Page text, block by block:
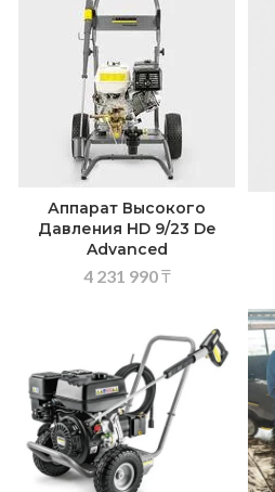
Аппарат Высокого
Давления HD 9/23 De
Advanced
4 231 990₸